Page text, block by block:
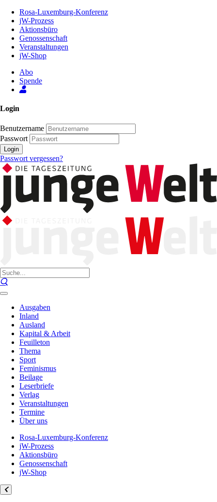
Inhalt
Seite
Rosa-Luxemburg-Konferenz
jW-Prozess
Aktionsbüro
Genossenschaft
Veranstaltungen
jW-Shop
Abo
Spende
Login
Benutzername
Passwort
Login
Passwort vergessen?
Ausgaben
Inland
Ausland
Kapital & Arbeit
Feuilleton
Thema
Sport
Feminismus
Beilage
Leserbriefe
Verlag
Veranstaltungen
Termine
Über uns
Rosa-Luxemburg-Konferenz
jW-Prozess
Aktionsbüro
Genossenschaft
jW-Shop